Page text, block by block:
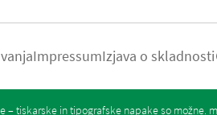
ImpressumIzjava o skladnosti
– tiskarske in tipografske napake so možne.